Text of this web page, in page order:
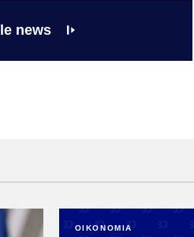
news
ΟΙΚΟΝΟΜΙΑ